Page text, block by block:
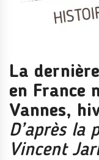
La
en France
Vannes,
D’après la
Vincent